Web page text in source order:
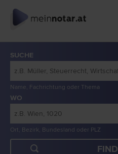
SUCHE
Name, Fachrichtung oder Thema
WO
Ort, Bezirk, Bundesland oder PLZ